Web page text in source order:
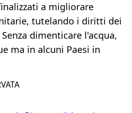
a migliorare
tutelando i diritti dei
dimenticare l'acqua,
ma in alcuni Paesi in